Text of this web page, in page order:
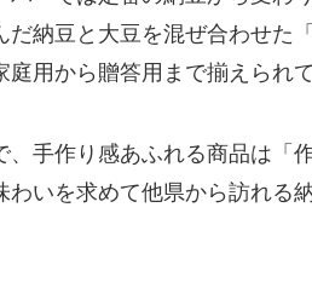
納豆と大豆を混ぜ合わせた
用から贈答用まで揃えられて
手作り感あふれる商品は「
いを求めて他県から訪れる